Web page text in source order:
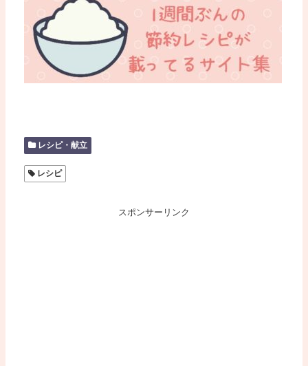
レシピ・献立
レシピ
スポンサーリンク